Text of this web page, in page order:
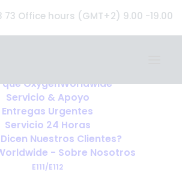
Office hours (GMT+2) 9.00 -19.00
(¿Qué Hacemos?)
qué OxygenWorldwide
Servicio & Apoyo
Entregas Urgentes
Servicio 24 Horas
Nuestros Clientes?
- Sobre Nosotros
E111/E112